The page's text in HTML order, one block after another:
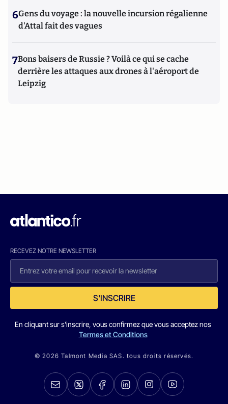
6Gens du voyage : la nouvelle incursion régalienne
d'Attal fait des vagues
7Bons baisers de Russie ? Voilà ce qui se cache
derrière les attaques aux drones à l'aéroport de
Leipzig
RECEVEZ NOTRE NEWSLETTER
S'INSCRIRE
En cliquant sur s'inscrire, vous confirmez que vous acceptez nos
Termes et Conditions
© 2026 Talmont Media SAS. tous droits réservés.